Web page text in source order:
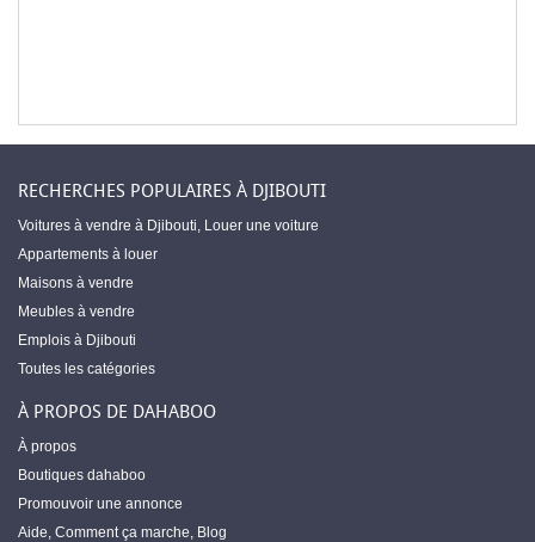
RECHERCHES POPULAIRES À DJIBOUTI
Voitures à vendre à Djibouti, Louer une voiture
Appartements à louer
Maisons à vendre
Meubles à vendre
Emplois à Djibouti
Toutes les catégories
À PROPOS DE DAHABOO
À propos
Boutiques dahaboo
Promouvoir une annonce
Aide, Comment ça marche, Blog